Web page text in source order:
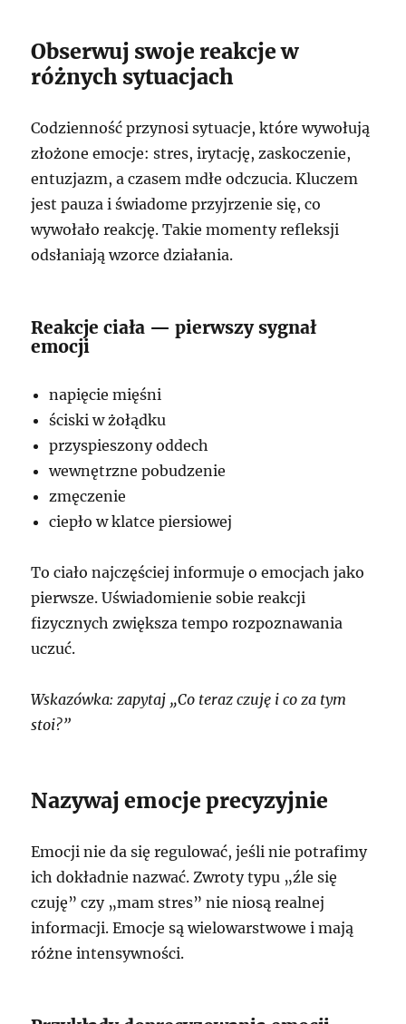
Obserwuj swoje reakcje w
różnych sytuacjach
Codzienność przynosi sytuacje, które wywołują
złożone emocje: stres, irytację, zaskoczenie,
entuzjazm, a czasem mdłe odczucia. Kluczem
jest pauza i świadome przyjrzenie się, co
wywołało reakcję. Takie momenty refleksji
odsłaniają wzorce działania.
Reakcje ciała — pierwszy sygnał
emocji
napięcie mięśni
ściski w żołądku
przyspieszony oddech
wewnętrzne pobudzenie
zmęczenie
ciepło w klatce piersiowej
To ciało najczęściej informuje o emocjach jako
pierwsze. Uświadomienie sobie reakcji
fizycznych zwiększa tempo rozpoznawania
uczuć.
Wskazówka: zapytaj „Co teraz czuję i co za tym
stoi?”
Nazywaj emocje precyzyjnie
Emocji nie da się regulować, jeśli nie potrafimy
ich dokładnie nazwać. Zwroty typu „źle się
czuję” czy „mam stres” nie niosą realnej
informacji. Emocje są wielowarstwowe i mają
różne intensywności.